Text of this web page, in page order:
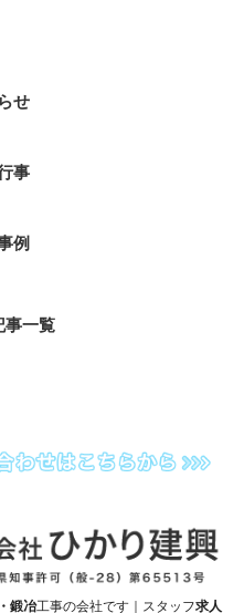
せ
事
例
事一覧
鍛冶工事の会社です｜スタッフ求人